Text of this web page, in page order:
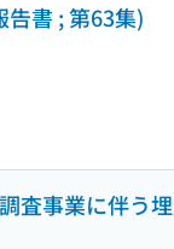
書 ; 第63集)
査事業に伴う